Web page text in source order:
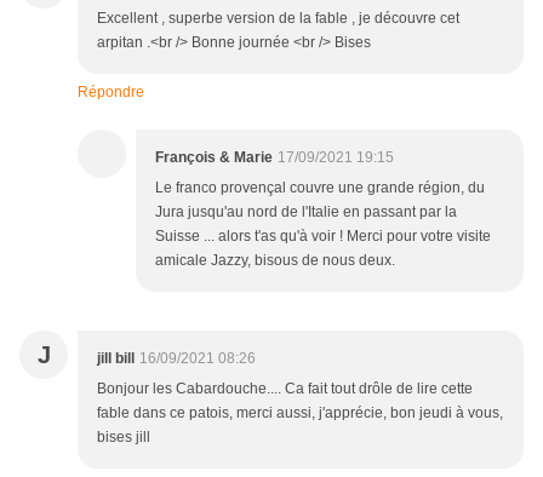
Excellent , superbe version de la fable , je découvre cet
arpitan .<br /> Bonne journée <br /> Bises
Répondre
François & Marie 17/09/2021 19:15
Le franco provençal couvre une grande région, du
Jura jusqu'au nord de l'Italie en passant par la
Suisse ... alors t'as qu'à voir ! Merci pour votre visite
amicale Jazzy, bisous de nous deux.
J jill bill
16/09/2021 08:26
Bonjour les Cabardouche.... Ca fait tout drôle de lire cette
fable dans ce patois, merci aussi, j'apprécie, bon jeudi à vous,
bises jill